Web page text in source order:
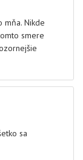
mňa. Nikde
smere
sa